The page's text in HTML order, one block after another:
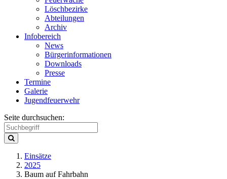
Löschbezirke
Abteilungen
Archiv
Infobereich
News
Bürgerinformationen
Downloads
Presse
Termine
Galerie
Jugendfeuerwehr
Seite durchsuchen:
Einsätze
2025
Baum auf Fahrbahn